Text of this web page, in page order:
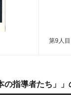
第9人目
の指導者たち」